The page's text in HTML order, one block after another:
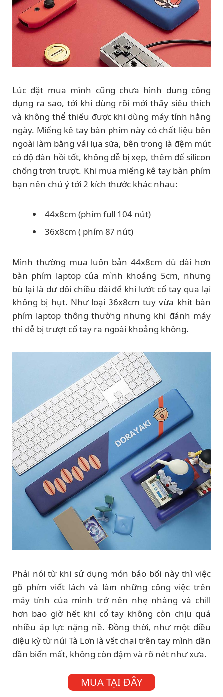
Lúc đặt mua mình cũng chưa hình dung công
dụng ra sao, tới khi dùng rồi mới thấy siêu thích
và không thể thiếu được khi dùng máy tính hằng
ngày. Miếng kê tay bàn phím này có chất liệu bên
ngoài làm bằng vải lụa sữa, bên trong là đệm mút
có độ đàn hồi tốt, không dễ bị xẹp, thêm đế silicon
chống trơn trượt. Khi mua miếng kê tay bàn phím
bạn nên chú ý tới 2 kích thước khác nhau:
44x8cm (phím full 104 nút)
36x8cm ( phím 87 nút)
Mình thường mua luôn bản 44x8cm dù dài hơn
bàn phím laptop của mình khoảng 5cm, nhưng
bù lại là dư dôi chiều dài để khi lướt cổ tay qua lại
không bị hụt. Như loại 36x8cm tuy vừa khít bàn
phím laptop thông thường nhưng khi đánh máy
thì dễ bị trượt cổ tay ra ngoài khoảng không.
Phải nói từ khi sử dụng món bảo bối này thì việc
gõ phím viết lách và làm những công việc trên
máy tính của mình trở nên nhẹ nhàng và chill
hơn bao giờ hết khi cổ tay không còn chịu quá
nhiều áp lực nặng nề. Đồng thời, như một điều
diệu kỳ từ núi Tà Lơn là vết chai trên tay mình dần
dần biến mất, không còn đậm và rõ nét như xưa.
MUA TẠI ĐÂY